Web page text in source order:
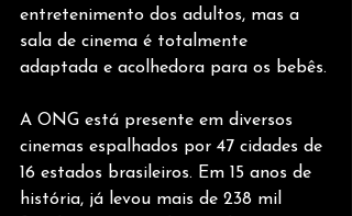
entretenimento dos adultos, mas a
sala de cinema é totalmente
adaptada e acolhedora para os bebês.
A ONG está presente em diversos
cinemas espalhados por 47 cidades de
16 estados brasileiros. Em 15 anos de
história, já levou mais de 238 mil